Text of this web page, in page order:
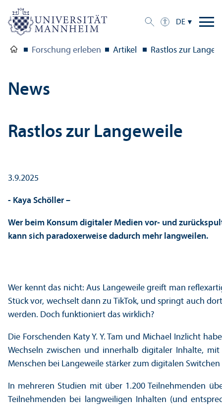
DE
Forschung erleben Artikel Rastlos zur
News
Rastlos zur Langeweile
3.9.2025
- Kaya Schöller –
Wer beim Konsum digitaler Medien vor- und
kann sich paradoxerweise dadurch mehr langweilen.
Wer kennt das nicht: Aus Langeweile greift man
Stück vor, wechselt dann zu TikTok, und springt auch
werden. Doch funktioniert das wirklich?
Die Forschenden Katy Y. Y. Tam und Michael Inzlicht
Wechseln zwischen und innerhalb digitaler Inhalte,
Menschen bei Langeweile stärker zum digitalen
In mehreren Studien mit über 1.200 Teilnehmenden
Teilnehmenden bei langweiligen Inhalten (und